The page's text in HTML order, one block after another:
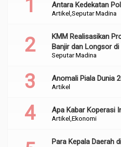
Artikel Seputar Madina
Antara Kedekatan
Perencanaan
Seputar Madina
KMM Realisasikan
Banjir dan Longsor
Artikel
Anomali Piala Dunia
Artikel Ekonomi
Apa Kabar Koperasi
Para Kepala Daerah